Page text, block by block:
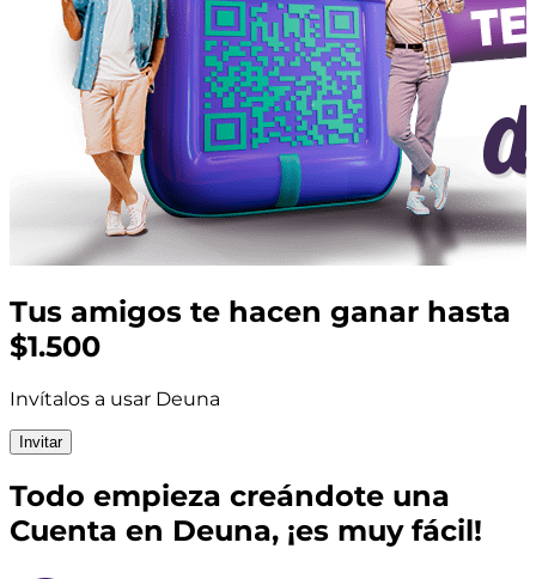
Tus amigos te hacen ganar hasta
$1.500
Invítalos a usar Deuna
Invitar
Todo empieza creándote una
Cuenta en Deuna, ¡es muy fácil!